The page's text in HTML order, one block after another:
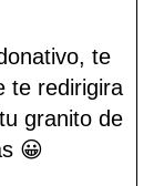
te
te redirigira
granito de
😀